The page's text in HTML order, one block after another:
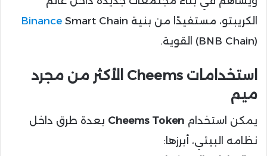
الكريبتو، مستفيدًا من بنية
Binance Smart Chain
(BNB Chain) القوية.
استخدامات Cheems الأكثر من مجرد
ميم
يمكن استخدام Cheems Token بعدة طرق داخل
نظامه البيئي، أبرزها: